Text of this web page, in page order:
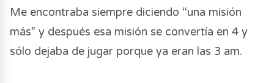
Me encontraba siempre diciendo “una misión
más” y después esa misión se convertía en 4 y
sólo dejaba de jugar porque ya eran las 3 am.